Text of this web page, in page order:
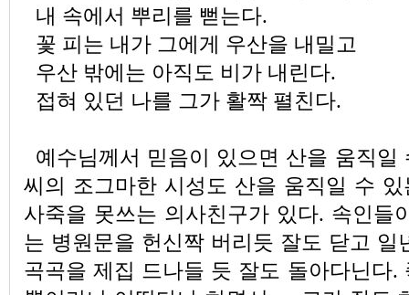
내 속에서 뿌리를 뻗는다.
꽃 피는 내가 그에게 우산을 내밀고
우산 밖에는 아직도 비가 내린다.
접혀 있던 나를 그가 활짝 펼친다.
예수님께서 믿음이 있으면 산을 움직일
씨의 조그마한 시성도 산을 움직일 수
사죽을 못쓰는 의사친구가 있다. 속인들
는 병원문을 헌신짝 버리듯 잘도 닫고 일
곡곡을 제집 드나들 듯 잘도 돌아다닌다.